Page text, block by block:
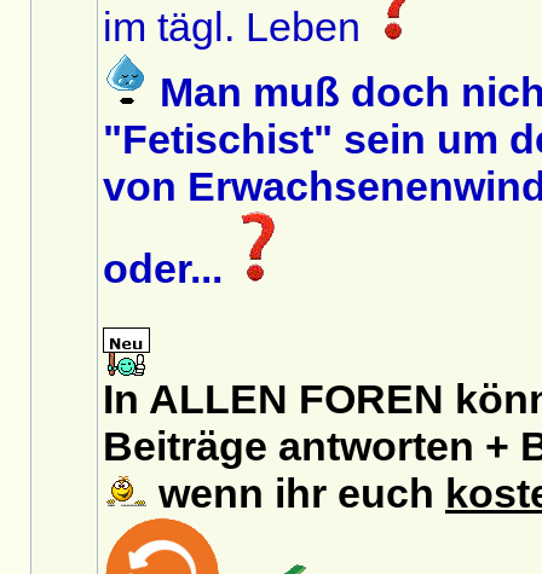
im tägl. Leben
Man muß doch
"Fetischist" sein um
von
oder...
In ALLEN FOREN
Beiträge antworten +
wenn ihr euch